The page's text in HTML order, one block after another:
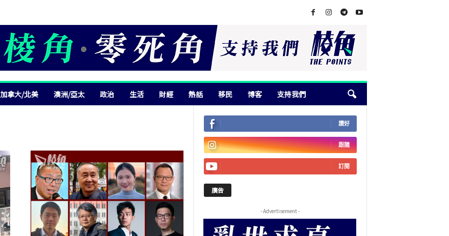
加拿大/北美 澳洲/亞太 政治 生活 財經 熱話 移民 博客 支持我們
讚好
跟隨
訂閱
廣告
- Advertisement -